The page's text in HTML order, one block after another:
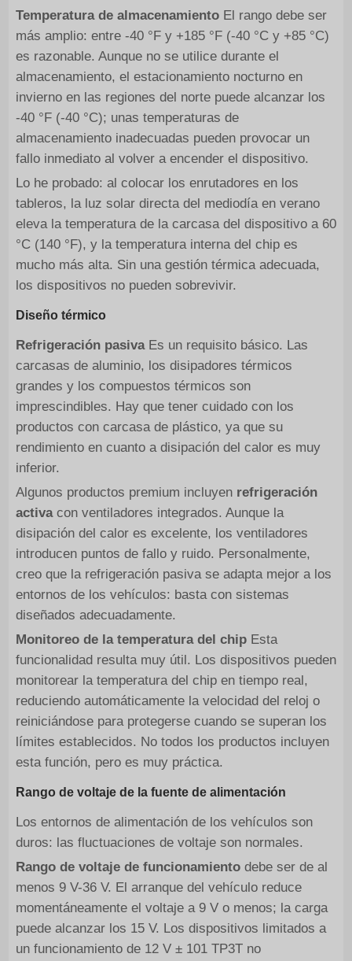
Temperatura de almacenamientoEl rango debe ser
más amplio: entre -40 °F y +185 °F (-40 °C y +85 °C)
es razonable. Aunque no se utilice durante el
almacenamiento, el estacionamiento nocturno en
invierno en las regiones del norte puede alcanzar los
-40 °F (-40 °C); unas temperaturas de
almacenamiento inadecuadas pueden provocar un
fallo inmediato al volver a encender el dispositivo.
Lo he probado: al colocar los enrutadores en los
tableros, la luz solar directa del mediodía en verano
eleva la temperatura de la carcasa del dispositivo a 60
°C (140 °F), y la temperatura interna del chip es
mucho más alta. Sin una gestión térmica adecuada,
los dispositivos no pueden sobrevivir.
Diseño térmico
Refrigeración pasivaEs un requisito básico. Las
carcasas de aluminio, los disipadores térmicos
grandes y los compuestos térmicos son
imprescindibles. Hay que tener cuidado con los
productos con carcasa de plástico, ya que su
rendimiento en cuanto a disipación del calor es muy
inferior.
Algunos productos premium incluyen refrigeración
activacon ventiladores integrados. Aunque la
disipación del calor es excelente, los ventiladores
introducen puntos de fallo y ruido. Personalmente,
creo que la refrigeración pasiva se adapta mejor a los
entornos de los vehículos: basta con sistemas
diseñados adecuadamente.
Monitoreo de la temperatura del chipEsta
funcionalidad resulta muy útil. Los dispositivos pueden
monitorear la temperatura del chip en tiempo real,
reduciendo automáticamente la velocidad del reloj o
reiniciándose para protegerse cuando se superan los
límites establecidos. No todos los productos incluyen
esta función, pero es muy práctica.
Rango de voltaje de la fuente de alimentación
Los entornos de alimentación de los vehículos son
duros: las fluctuaciones de voltaje son normales.
Rango de voltaje de funcionamientodebe ser de al
menos 9 V-36 V. El arranque del vehículo reduce
momentáneamente el voltaje a 9 V o menos; la carga
puede alcanzar los 15 V. Los dispositivos limitados a
un funcionamiento de 12 V ± 101 TP3T no